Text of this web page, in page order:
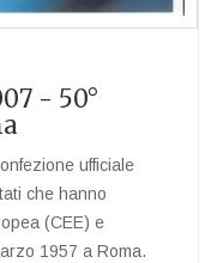
- 50°
ufficiale
che hanno
(CEE) e
1957 a Roma.